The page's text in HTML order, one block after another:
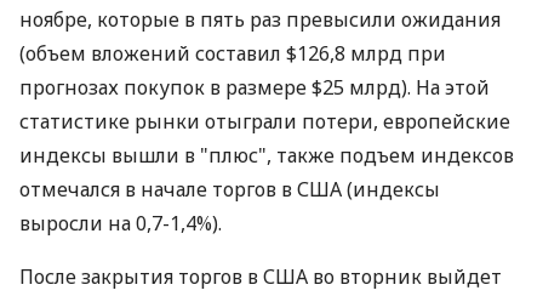
ноябре, которые в пять раз превысили ожидания
(объем вложений составил $126,8 млрд при
прогнозах покупок в размере $25 млрд). На этой
статистике рынки отыграли потери, европейские
индексы вышли в "плюс", также подъем индексов
отмечался в начале торгов в США (индексы
выросли на 0,7-1,4%).
После закрытия торгов в США во вторник выйдет